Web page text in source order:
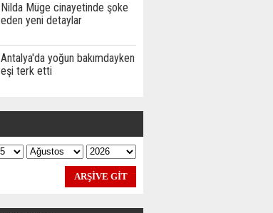
Nilda Müge cinayetinde şoke
eden yeni detaylar
Antalya'da yoğun bakımdayken
eşi terk etti